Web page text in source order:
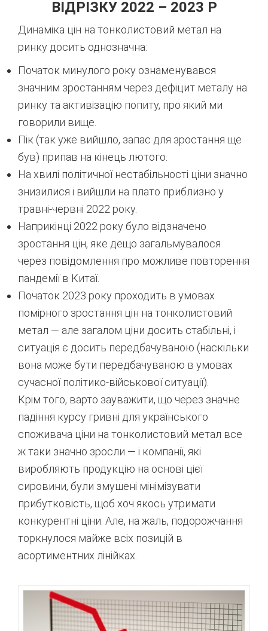
ВІДРІЗКУ 2022 – 2023 Р
Динаміка цін на тонколистовий метал на
ринку досить однозначна:
Початок минулого року ознаменувався
значним зростанням через дефіцит металу на
ринку та активізацію попиту, про який ми
говорили вище.
Пік (так уже вийшло, запас для зростання ще
був) припав на кінець лютого.
На хвилі політичної нестабільності ціни значно
знизилися і вийшли на плато приблизно у
травні-червні 2022 року.
Наприкінці 2022 року було відзначено
зростання цін, яке дещо загальмувалося
через повідомлення про можливе повторення
пандемії в Китаї.
Початок 2023 року проходить в умовах
помірного зростання цін на тонколистовий
метал — але загалом ціни досить стабільні, і
ситуація є досить передбачуваною (наскільки
вона може бути передбачуваною в умовах
сучасної політико-військової ситуації).
Крім того, варто зауважити, що через значне
падіння курсу гривні для українського
споживача ціни на тонколистовий метал все
ж таки значно зросли — і компанії, які
виробляють продукцію на основі цієї
сировини, були змушені мінімізувати
прибутковість, щоб хоч якось утримати
конкурентні ціни. Але, на жаль, подорожчання
торкнулося майже всіх позицій в
асортиментних лінійках.